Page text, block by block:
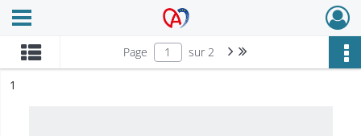
Archives Alsace - Colmar
Ouvrir le menu déroulant
Page sur 2 Page suivante : 1/2
n°
1